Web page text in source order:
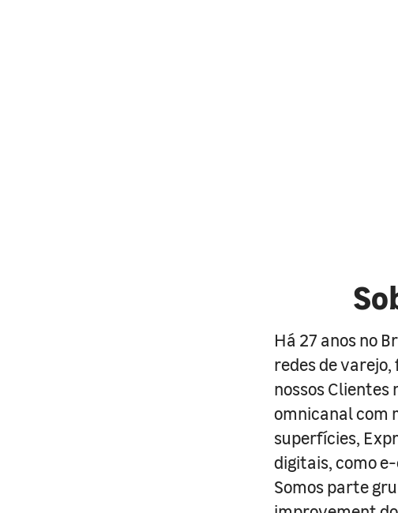
Há 27 anos no
redes de
nossos Clientes
omnicanal com
superfícies,
digitais, como
Somos parte